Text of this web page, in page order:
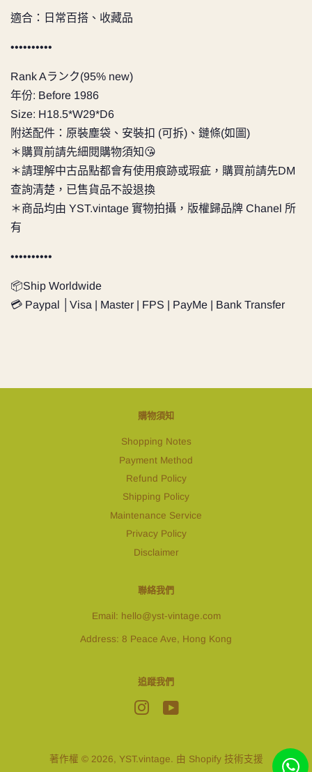
適合：日常百搭、收藏品
••••••••••
Rank Aランク(95% new)
年份: Before 1986
Size: H18.5*W29*D6
附送配件：原裝塵袋、安裝扣 (可拆)、鏈條(如圖)
＊購買前請先細閱購物須知😘
＊請理解中古品點都會有使用痕跡或瑕疵，購買前請先DM
查詢清楚，已售貨品不設退換
＊商品均由 YST.vintage 實物拍攝，版權歸品牌 Chanel 所
有
••••••••••
📦Ship Worldwide
💳 Paypal │Visa | Master | FPS | PayMe | Bank Transfer
購物須知
Shopping Notes
Payment Method
Refund Policy
Shipping Policy
Maintenance Service
Privacy Policy
Disclaimer
聯絡我們
Email: hello@yst-vintage.com
Address: 8 Peace Ave, Hong Kong
追蹤我們
Instagram
著作權 © 2026, YST.vintage. 由 Shopify 技術支援